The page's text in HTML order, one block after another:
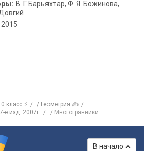
В. Г. Барьяхтар, Ф. Я. Божинова,
2015
класс ⚡
Геометрия ✍
е изд. 2007г.
Многогранники
В начало